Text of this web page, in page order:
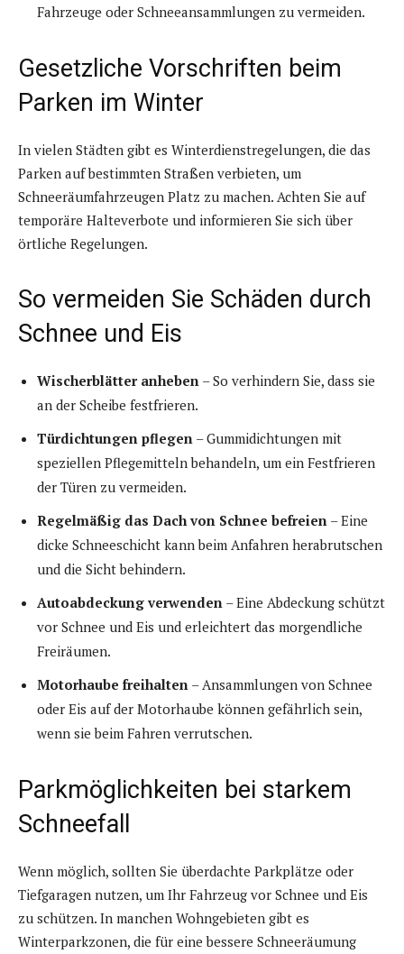
Fahrzeuge oder Schneeansammlungen zu vermeiden.
Gesetzliche Vorschriften beim
Parken im Winter
In vielen Städten gibt es Winterdienstregelungen, die das
Parken auf bestimmten Straßen verbieten, um
Schneeräumfahrzeugen Platz zu machen. Achten Sie auf
temporäre Halteverbote und informieren Sie sich über
örtliche Regelungen.
So vermeiden Sie Schäden durch
Schnee und Eis
Wischerblätter anheben – So verhindern Sie, dass sie
an der Scheibe festfrieren.
Türdichtungen pflegen – Gummidichtungen mit
speziellen Pflegemitteln behandeln, um ein Festfrieren
der Türen zu vermeiden.
Regelmäßig das Dach von Schnee befreien – Eine
dicke Schneeschicht kann beim Anfahren herabrutschen
und die Sicht behindern.
Autoabdeckung verwenden – Eine Abdeckung schützt
vor Schnee und Eis und erleichtert das morgendliche
Freiräumen.
Motorhaube freihalten – Ansammlungen von Schnee
oder Eis auf der Motorhaube können gefährlich sein,
wenn sie beim Fahren verrutschen.
Parkmöglichkeiten bei starkem
Schneefall
Wenn möglich, sollten Sie überdachte Parkplätze oder
Tiefgaragen nutzen, um Ihr Fahrzeug vor Schnee und Eis
zu schützen. In manchen Wohngebieten gibt es
Winterparkzonen, die für eine bessere Schneeräumung